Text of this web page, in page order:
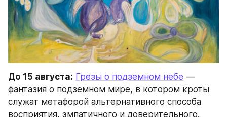
До 15 августа: Грезы о подземном небе —
фантазия о подземном мире, в котором кроты
служат метафорой альтернативного способа
восприятия, эмпатичного и доверительного.